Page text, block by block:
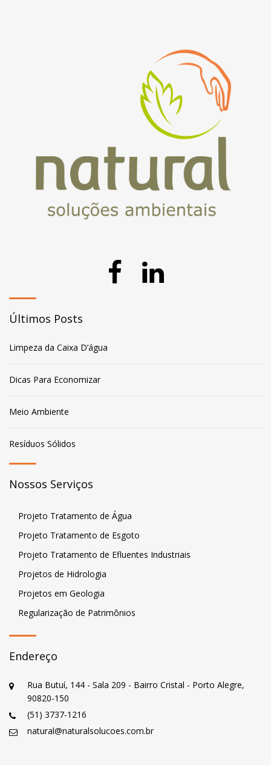
Últimos Posts
Limpeza da Caixa D’água
Dicas Para Economizar
Meio Ambiente
Resíduos Sólidos
Nossos Serviços
Projeto Tratamento de Água
Projeto Tratamento de Esgoto
Projeto Tratamento de Efluentes Industriais
Projetos de Hidrologia
Projetos em Geologia
Regularização de Patrimônios
Endereço
Rua Butuí, 144 - Sala 209 - Bairro Cristal - Porto Alegre,
90820-150
(51) 3737-1216
natural@naturalsolucoes.com.br